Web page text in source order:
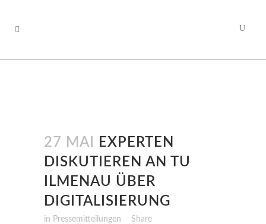
27 MAI
EXPERTEN
DISKUTIEREN AN TU
ILMENAU ÜBER
DIGITALISIERUNG
in Pressemitteilungen Share